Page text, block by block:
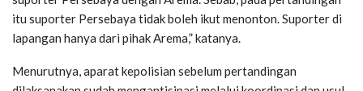
itu suporter Persebaya tidak boleh ikut menonton. Suporter di
lapangan hanya dari pihak Arema,” katanya.
Menurutnya, aparat kepolisian sebelum pertandingan